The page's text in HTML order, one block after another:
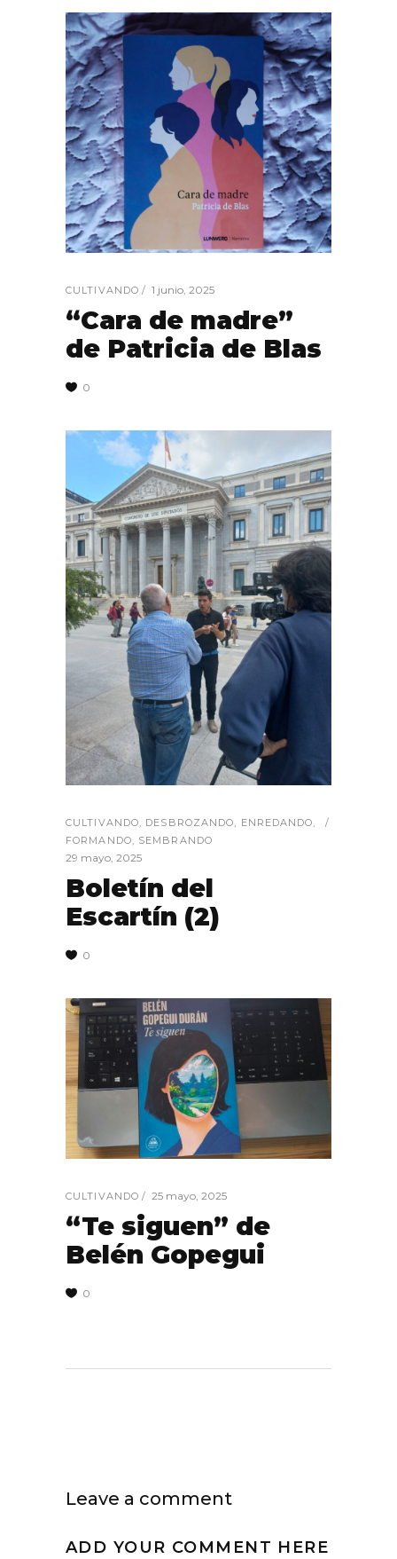
CULTIVANDO 1 junio, 2025
“Cara de madre”
de Patricia de Blas
0
CULTIVANDO, DESBROZANDO, ENREDANDO,
FORMANDO, SEMBRANDO
29 mayo, 2025
Boletín del
Escartín (2)
0
CULTIVANDO 25 mayo, 2025
“Te siguen” de
Belén Gopegui
0
Leave a comment
ADD YOUR COMMENT HERE